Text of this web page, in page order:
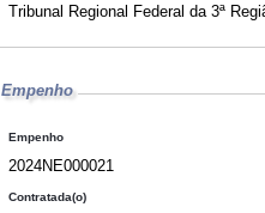
Tribunal Regional Federal da 3ª
Empenho
Empenho
2024NE000021
Contratada(o)